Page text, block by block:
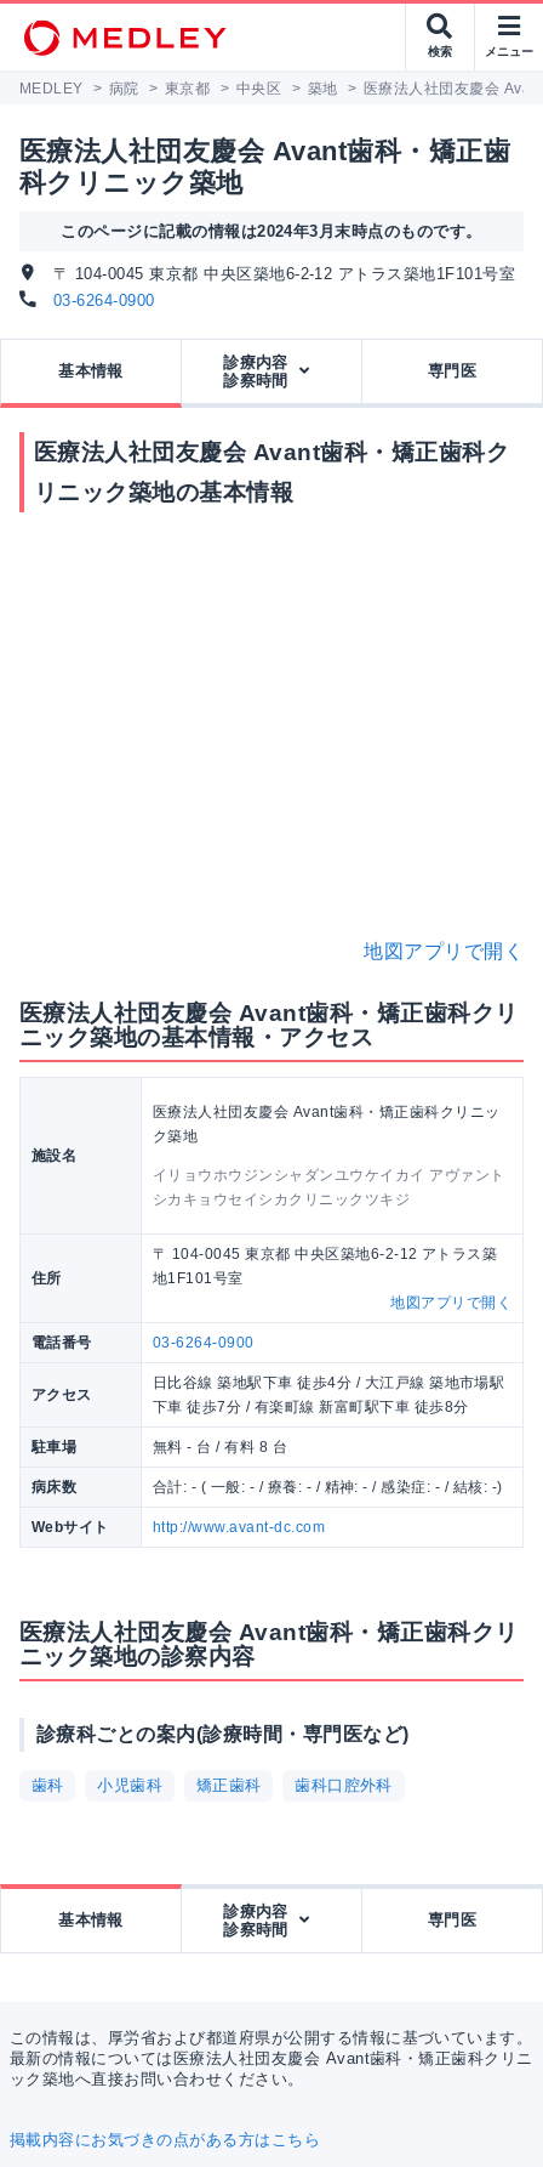
検索 メニュー
MEDLEY > 病院 > 東京都 > 中央区 > 築地 > 医療法人社団友慶会
医療法人社団友慶会 Avant歯科・矯正歯
科クリニック築地
このページに記載の情報は2024年3月末時点のものです。
〒 104-0045 東京都 中央区築地6-2-12 アトラス築地1F101号室
03-6264-0900
基本情報
診療内容
診察時間
専門医
医療法人社団友慶会 Avant歯科・矯正歯科ク
リニック築地の基本情報
地図アプリで開く
医療法人社団友慶会 Avant歯科・矯正歯科クリ
ニック築地の基本情報・アクセス
施設名
医療法人社団友慶会 Avant歯科・矯正歯科クリニッ
ク築地
イリョウホウジンシャダンユウケイカイ アヴァント
シカキョウセイシカクリニックツキジ
住所
〒 104-0045 東京都 中央区築地6-2-12 アトラス築
地1F101号室
地図アプリで開く
電話番号 03-6264-0900
アクセス
日比谷線 築地駅下車 徒歩4分 / 大江戸線 築地市場駅
下車 徒歩7分 / 有楽町線 新富町駅下車 徒歩8分
駐車場 無料 - 台 / 有料 8 台
病床数 合計: - ( 一般: - / 療養: - / 精神: - / 感染症: - / 結核: -)
Webサイト http://www.avant-dc.com
医療法人社団友慶会 Avant歯科・矯正歯科クリ
ニック築地の診察内容
診療科ごとの案内(診療時間・専門医など)
歯科 小児歯科 矯正歯科 歯科口腔外科
基本情報
診療内容
診察時間
専門医
この情報は、厚労省および都道府県が公開する情報に基づいています。
最新の情報については医療法人社団友慶会 Avant歯科・矯正歯科クリニ
ック築地へ直接お問い合わせください。
掲載内容にお気づきの点がある方はこちら